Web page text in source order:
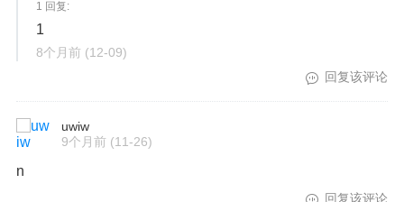
1 回复:
1
8个月前 (12-09)
回复该评论
uwiw
9个月前 (11-26)
n
回复该评论